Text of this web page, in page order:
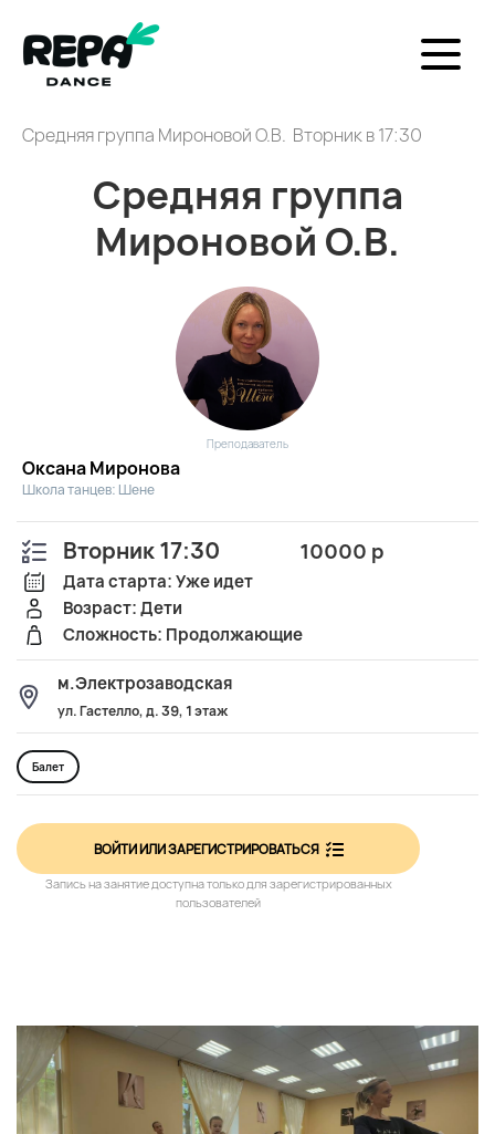
Средняя группа Мироновой О.В. Вторник в 17:30
Средняя группа
Мироновой О.В.
Преподаватель
Оксана Миронова
Школа танцев: Шене
Вторник 17:30 10000 р
Дата старта: Уже идет
Возраст: Дети
Сложность: Продолжающие
м.Электрозаводская
ул. Гастелло, д. 39, 1 этаж
Балет
ВОЙТИ ИЛИ ЗАРЕГИСТРИРОВАТЬСЯ
Запись на занятие доступна только для зарегистрированных
пользователей